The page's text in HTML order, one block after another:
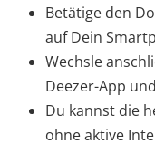
Betätige den
auf Dein
Wechsle
Deezer-App
Du kannst die
ohne aktive